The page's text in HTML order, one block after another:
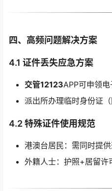
四、高频问题解决方案
4.1 证件丢失应急方案
交管12123APP可申领电
派出所办理临时身份证
4.2 特殊证件使用规范
港澳台居民：需同时提
外籍人士：护照+居留许